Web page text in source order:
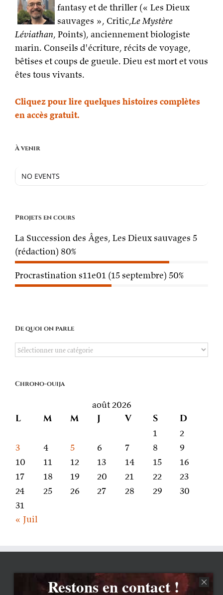
fantasy et de thriller (« Les Dieux
sauvages », Critic,Le Mystère
Léviathan, Points), anciennement biologiste
marin. Conseils d'écriture, récits de voyage,
bêtises et coups de gueule. Dieu est mort et vous
êtes tous vivants.
Cliquez pour lire quelques histoires complètes
en accès gratuit.
À venir
NO EVENTS
Projets en cours
La Succession des Âges, Les Dieux sauvages 5
(rédaction) 80%
Procrastination s11e01 (15 septembre) 50%
De quoi on parle
De
parle
Chrono-ouija
août 2026
L M M J V S D
1
2
3
4 5 6 7 8
9
10
11 12 13 14 15
16
17
18 19 20 21 22
23
24
25 26 27 28 29
30
31
« Juil
Restons en contact !